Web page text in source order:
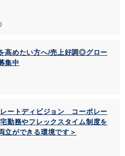
高めたい方へ/売上好調◎グロー
集中
レートディビジョン コーポレー
勤務やフレックスタイム制度を
立ができる環境です＞